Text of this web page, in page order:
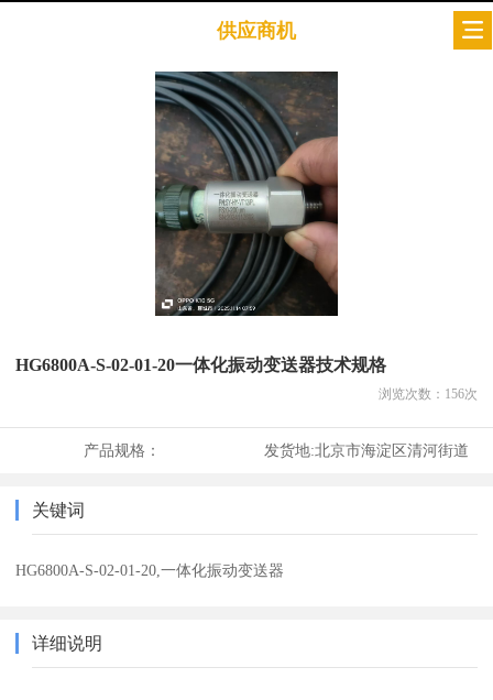
供应商机
HG6800A-S-02-01-20一体化振动变送器技术规格
浏览次数： 156次
产品规格： 发货地:北京市海淀区清河街道
关键词
HG6800A-S-02-01-20,一体化振动变送器
详细说明